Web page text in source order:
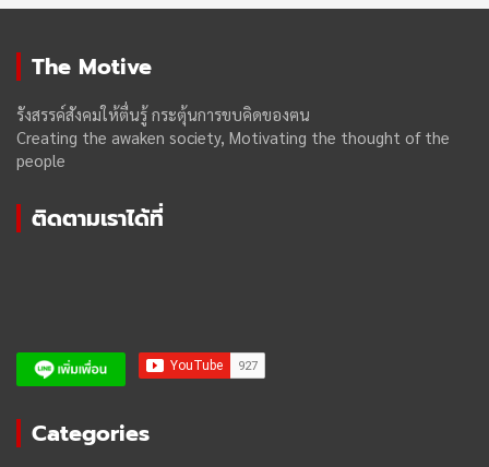
The Motive
รังสรรค์สังคมให้ตื่นรู้ กระตุ้นการขบคิดของฅน
Creating the awaken society, Motivating the thought of the
people
ติดตามเราได้ที่
Categories